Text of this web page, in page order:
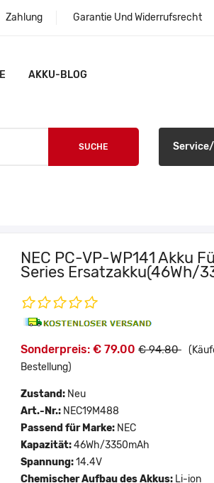
Zahlung Garantie Und Widerrufsrecht
AKKU-BLOG
SUCHE
NEC PC-VP-WP141 Akku
Series Ersatzakku(46Wh/
Sonderpreis: € 79.00 € 94.80
Bestellung)
Zustand: Neu
Art.-Nr.: NEC19M488
Passend für Marke: NEC
Kapazität:46Wh/3350mAh
Spannung:14.4V
Chemischer Aufbau des Akkus: Li-ion